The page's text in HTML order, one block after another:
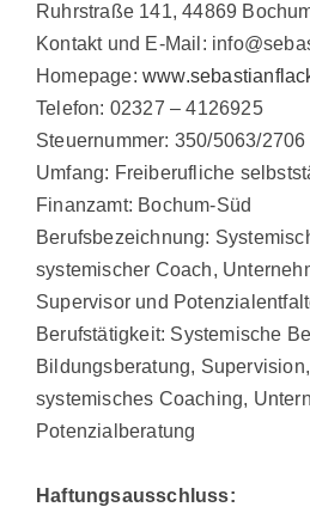
Ruhrstraße 141, 44869
Kontakt und E-Mail:
Homepage:
Telefon: 02327 – 4126925
Steuernummer: 350/5063/2706
Umfang: Freiberufliche
Finanzamt: Bochum-Süd
Berufsbezeichnung:
systemischer Coach,
Supervisor und
Berufstätigkeit: Systemische
Bildungsberatung,
systemisches Coaching,
Potenzialberatung
Haftungsausschluss: